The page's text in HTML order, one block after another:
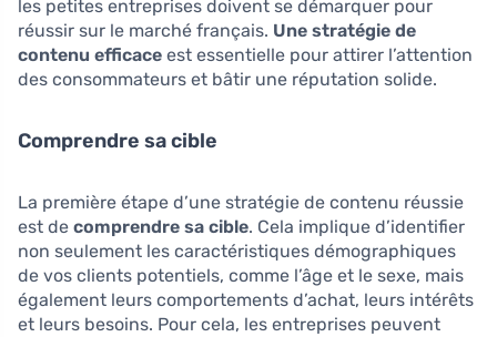
les petites entreprises doivent se démarquer pour
réussir sur le marché français. Une stratégie de
contenu efficace est essentielle pour attirer l’attention
des consommateurs et bâtir une réputation solide.
Comprendre sa cible
La première étape d’une stratégie de contenu réussie
est de comprendre sa cible. Cela implique d’identifier
non seulement les caractéristiques démographiques
de vos clients potentiels, comme l’âge et le sexe, mais
également leurs comportements d’achat, leurs intérêts
et leurs besoins. Pour cela, les entreprises peuvent